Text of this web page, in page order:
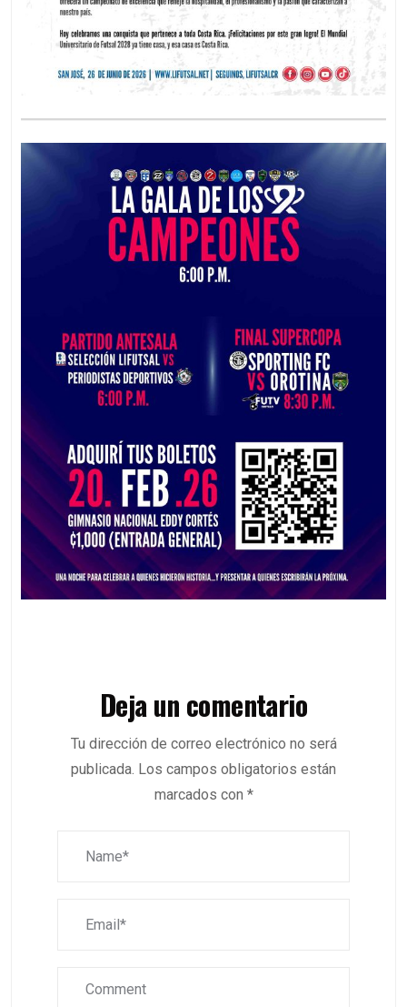
Deja un comentario
Tu dirección de correo electrónico no será
publicada. Los campos obligatorios están
marcados con *